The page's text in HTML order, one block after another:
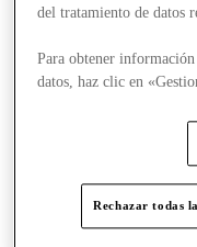
del tratamiento de datos
Para obtener
datos, haz clic en
Rechazar todas